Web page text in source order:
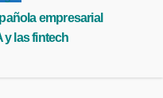
empresarial
y las fintech